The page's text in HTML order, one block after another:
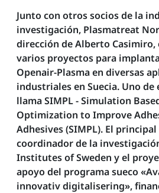
Junto con otros socios de la
investigación, Plasmatreat
dirección de Alberto
varios proyectos para
Openair-Plasma en diversas
industriales en Suecia. Uno
llama SIMPL - Simulation
Optimization to Improve
Adhesives (SIMPL). El
coordinador de la investigación
Institutes of Sweden y el
apoyo del programa sueco
innovativ digitalisering»,